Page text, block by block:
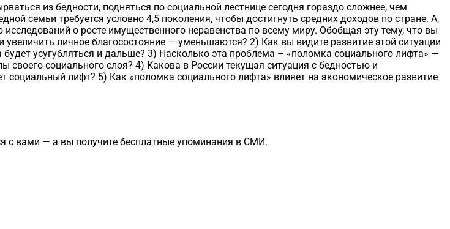
из бедности, подняться по социальной лестнице сегодня гораздо сложнее, чем
семьи требуется условно 4,5 поколения, чтобы достигнуть средних доходов по стране. А,
о росте имущественного неравенства по всему миру. Обобщая эту тему, что вы
личное благосостояние — уменьшаются? 2) Как вы видите развитие этой ситуации
усугубляться и дальше? 3) Насколько эта проблема – «поломка социального лифта» —
социального слоя? 4) Какова в России текущая ситуация с бедностью и
лифт? 5) Как «поломка социального лифта» влияет на экономическое развитие
с вами — а вы получите бесплатные упоминания в СМИ.